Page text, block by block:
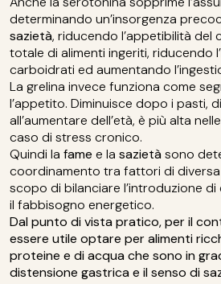
determinando un’insorgenza
sazietà, riducendo l’appetibilità del
totale di alimenti ingeriti, riducendo
carboidrati ed aumentando
La grelina invece funziona come
l’appetito. Diminuisce dopo i pasti,
all’aumentare dell’età, è più alta
caso di stress cronico.
Quindi la fame e la sazietàsono
coordinamento tra fattori di
scopo di bilanciare l’introduzione
il fabbisogno energetico.
Dal punto di vista pratico, per il
essere utile optare per alimenti
proteine e di acqua che sono in
distensione gastrica e il senso di